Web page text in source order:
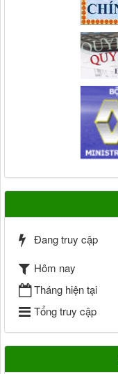
Đang truy cập
Hôm nay
Tháng hiện tại
Tổng truy cập